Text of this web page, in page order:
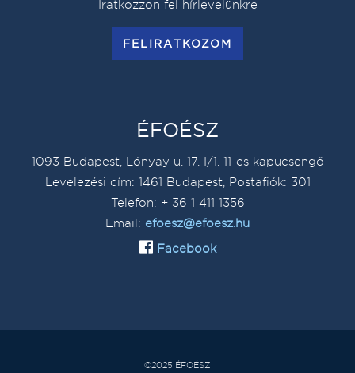
Iratkozzon fel hírlevelünkre
FELIRATKOZOM
ÉFOÉSZ
1093 Budapest, Lónyay u. 17. I/1. 11-es kapucsengő
Levelezési cím: 1461 Budapest, Postafiók: 301
Telefon: + 36 1 411 1356
Email: efoesz@efoesz.hu
Facebook
©2025 ÉFOÉSZ